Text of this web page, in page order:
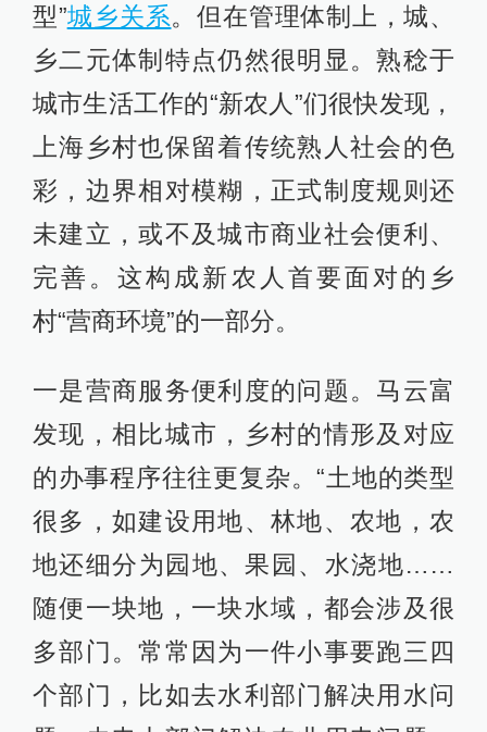
型”城乡关系。但在管理体制上，城、
乡二元体制特点仍然很明显。熟稔于
城市生活工作的“新农人”们很快发现，
上海乡村也保留着传统熟人社会的色
彩，边界相对模糊，正式制度规则还
未建立，或不及城市商业社会便利、
完善。这构成新农人首要面对的乡
村“营商环境”的一部分。
一是营商服务便利度的问题。马云富
发现，相比城市，乡村的情形及对应
的办事程序往往更复杂。“土地的类型
很多，如建设用地、林地、农地，农
地还细分为园地、果园、水浇地……
随便一块地，一块水域，都会涉及很
多部门。常常因为一件小事要跑三四
个部门，比如去水利部门解决用水问